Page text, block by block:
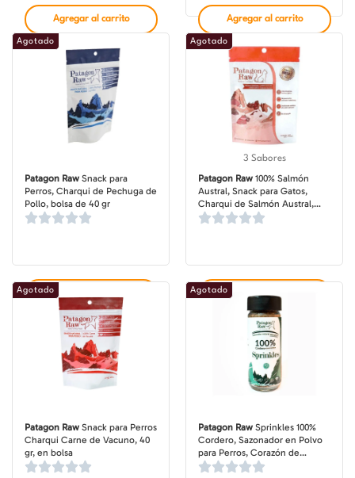
Agregar al carrito Agregar al carrito
Patagon Raw Snack para
Perros, Charqui de Pechuga de
Pollo, bolsa de 40 gr
Agotado
Agregar al carrito
3 Sabores
Patagon Raw 100% Salmón
Austral, Snack para Gatos,
Charqui de Salmón Austral,
bolsa de 35 gr
Agotado
Agregar al carrito
Patagon Raw Snack para Perros
Charqui Carne de Vacuno, 40
gr, en bolsa
Agotado
Patagon Raw Sprinkles 100%
Cordero, Sazonador en Polvo
para Perros, Corazón de
Cordero, pote de 60 gr
Agotado